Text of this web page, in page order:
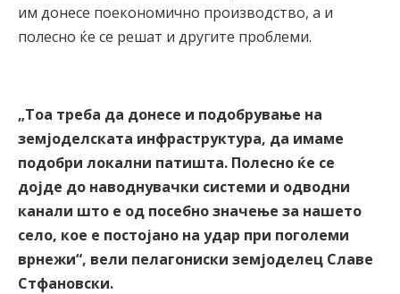
им донесе поекономично производство, а и
полесно ќе се решат и другите проблеми.
„Тоа треба да донесе и подобрување на
земјоделската инфраструктура, да имаме
подобри локални патишта. Полесно ќе се
дојде до наводнувачки системи и одводни
канали што е од посебно значење за нашето
село, кое е постојано на удар при поголеми
врнежи“, вели пелагониски земјоделец Славе
Стфановски.